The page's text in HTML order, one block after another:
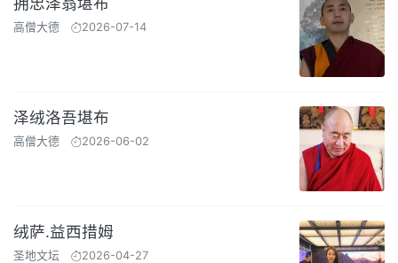
高僧大德 2026-07-14
泽绒洛吾堪布
高僧大德 2026-06-02
绒萨.益西措姆
圣地文坛 2026-04-27